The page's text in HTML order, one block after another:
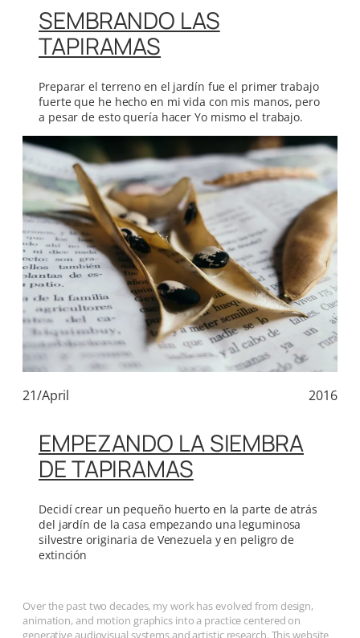
SEMBRANDO LAS
TAPIRAMAS
Preparar el terreno en el jardín fue el primer trabajo
fuerte que he hecho en mi vida con mis manos, pero
a pesar de esto quería hacer Yo mismo el trabajo.
21/April 2016
EMPEZANDO LA SIEMBRA
DE TAPIRAMAS
Decidí crear un pequeño huerto en la parte de atrás
del jardín de la casa empezando una leguminosa
silvestre originaria de Venezuela y en peligro de
extinción
Over the past two decades, my work has evolved from design,
animation, and motion graphics into a practice centered on
generative audiovisual systems and artistic research. This website